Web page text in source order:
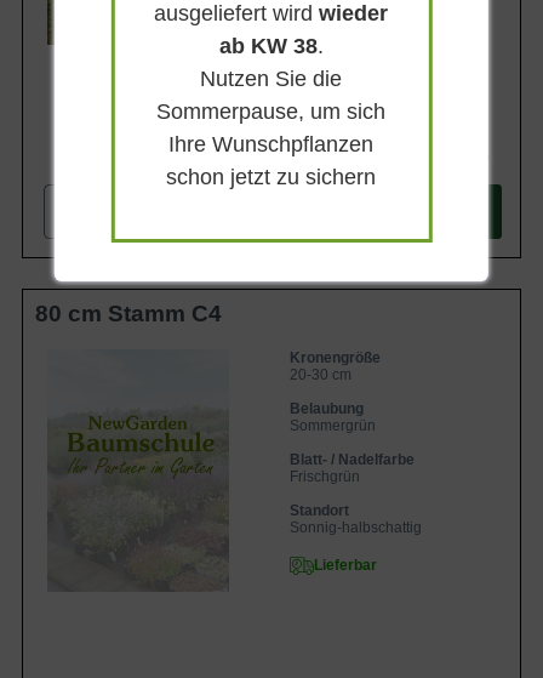
1.099,90 €
80 cm Stamm C4
Kronengröße
20-30 cm
Belaubung
Sommergrün
Blatt- / Nadelfarbe
Frischgrün
Standort
Sonnig-halbschattig
Lieferbar
ausgeliefert wirdwieder
ab KW 38.
Nutzen Sie die
Sommerpause, um sich
Ihre Wunschpflanzen
schon jetzt zu sichern